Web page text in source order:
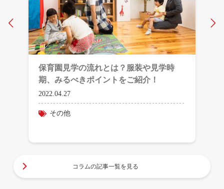
保育園見学の流れとは？服装や見学時
期、みるべきポイントをご紹介！
2022.04.27
その他
コラムの記事一覧を見る